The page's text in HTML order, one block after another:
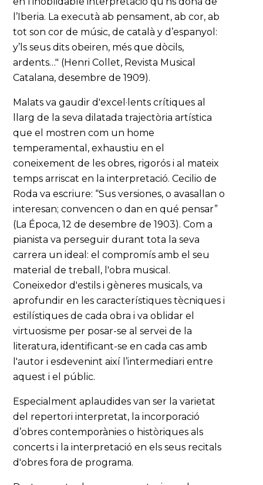
l’Iberia. La executà ab pensament, ab cor, ab
tot son cor de músic, de català y d’espanyol:
y’ls seus dits obeiren, més que dòcils,
ardents…" (Henri Collet, Revista Musical
Catalana, desembre de 1909).
Malats va gaudir d'excel·lents crítiques al
llarg de la seva dilatada trajectòria artística
que el mostren com un home
temperamental, exhaustiu en el
coneixement de les obres, rigorós i al mateix
temps arriscat en la interpretació. Cecilio de
Roda va escriure: “Sus versiones, o avasallan o
interesan; convencen o dan en qué pensar”
(La Época, 12 de desembre de 1903). Com a
pianista va perseguir durant tota la seva
carrera un ideal: el compromís amb el seu
material de treball, l'obra musical.
Coneixedor d'estils i gèneres musicals, va
aprofundir en les característiques tècniques i
estilístiques de cada obra i va oblidar el
virtuosisme per posar-se al servei de la
literatura, identificant-se en cada cas amb
l'autor i esdevenint així l’intermediari entre
aquest i el públic.
Especialment aplaudides van ser la varietat
del repertori interpretat, la incorporació
d’obres contemporànies o històriques als
concerts i la interpretació en els seus recitals
d'obres fora de programa.